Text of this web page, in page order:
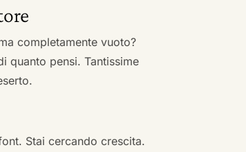
completamente vuoto?
quanto pensi. Tantissime
Stai cercando crescita.